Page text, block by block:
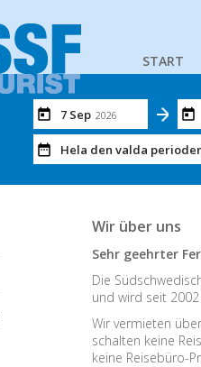
START
7 Sep 2026
Hela den valda
Wir über uns
Sehr geehrter
Die
und wird seit
Wir vermieten
schalten keine
keine Reisebüro-